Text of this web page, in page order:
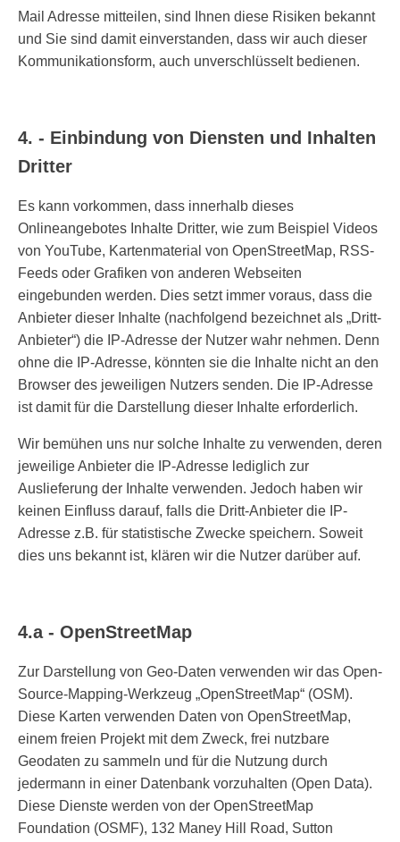
Mail Adresse mitteilen, sind Ihnen diese Risiken bekannt
und Sie sind damit einverstanden, dass wir auch dieser
Kommunikationsform, auch unverschlüsselt bedienen.
4. - Einbindung von Diensten und Inhalten
Dritter
Es kann vorkommen, dass innerhalb dieses
Onlineangebotes Inhalte Dritter, wie zum Beispiel Videos
von YouTube, Kartenmaterial von OpenStreetMap, RSS-
Feeds oder Grafiken von anderen Webseiten
eingebunden werden. Dies setzt immer voraus, dass die
Anbieter dieser Inhalte (nachfolgend bezeichnet als „Dritt-
Anbieter“) die IP-Adresse der Nutzer wahr nehmen. Denn
ohne die IP-Adresse, könnten sie die Inhalte nicht an den
Browser des jeweiligen Nutzers senden. Die IP-Adresse
ist damit für die Darstellung dieser Inhalte erforderlich.
Wir bemühen uns nur solche Inhalte zu verwenden, deren
jeweilige Anbieter die IP-Adresse lediglich zur
Auslieferung der Inhalte verwenden. Jedoch haben wir
keinen Einfluss darauf, falls die Dritt-Anbieter die IP-
Adresse z.B. für statistische Zwecke speichern. Soweit
dies uns bekannt ist, klären wir die Nutzer darüber auf.
4.a - OpenStreetMap
Zur Darstellung von Geo-Daten verwenden wir das Open-
Source-Mapping-Werkzeug „OpenStreetMap“ (OSM).
Diese Karten verwenden Daten von OpenStreetMap,
einem freien Projekt mit dem Zweck, frei nutzbare
Geodaten zu sammeln und für die Nutzung durch
jedermann in einer Datenbank vorzuhalten (Open Data).
Diese Dienste werden von der OpenStreetMap
Foundation (OSMF), 132 Maney Hill Road, Sutton